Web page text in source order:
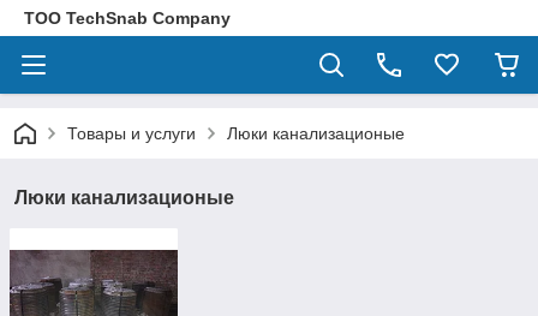
ТОО TechSnab Company
Товары и услуги Люки канализационые
Люки канализационые